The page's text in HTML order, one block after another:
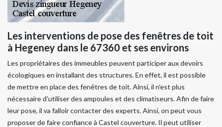
Les interventions de pose des fenêtres de toit
à Hegeney dans le 67360 et ses environs
Les propriétaires des immeubles peuvent participer aux devoirs
écologiques en installant des structures. En effet, il est possible
de mettre en place des fenêtres de toit. Ainsi, il n'est plus
nécessaire d'utiliser des ampoules et des climatiseurs. Afin de faire
leur pose, il va falloir contacter des experts. Ainsi, on peut vous
proposer de faire confiance à Castel couverture. Il peut utiliser